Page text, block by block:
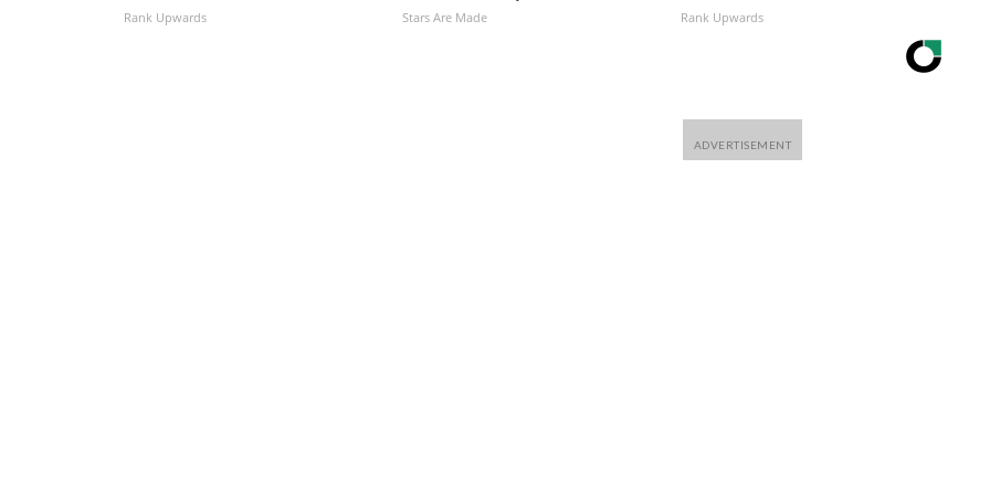
eje de la postura sudamericana. 2030 es el objetivo y la Conmebol —que por dentro también tiene divisiones,
sobre todo con Brasil— sabe que el actual presidente de la FIFA está más de su lado que la UEFA.The-CNN-
Rank Upwards Stars Are Made Rank Upwards